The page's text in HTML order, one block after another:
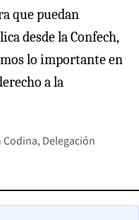
que puedan
desde la Confech,
lo importante en
a la
Codina Delegación